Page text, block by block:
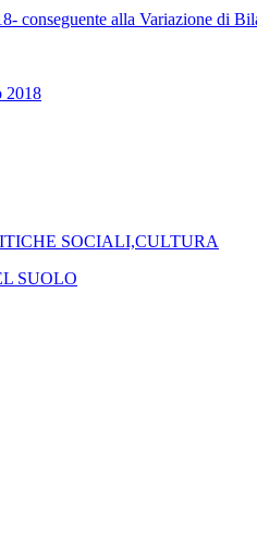
conseguente alla Variazione di
2018
SOCIALI,CULTURA
SUOLO